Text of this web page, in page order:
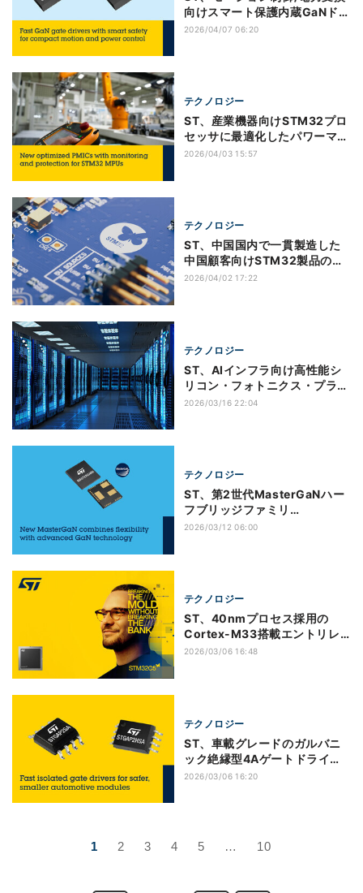
向けスマート保護内蔵GaNドラ
イバを発表
2026/04/07 06:20
テクノロジー
ST、産業機器向けSTM32プロ
セッサに最適化したパワーマネ
ージメントICを発表
2026/04/03 15:57
テクノロジー
ST、中国国内で一貫製造した
中国顧客向けSTM32製品の出
荷を開始
2026/04/02 17:22
テクノロジー
ST、AIインフラ向け高性能シ
リコン・フォトニクス・プラッ
トフォームの量産を開始
2026/03/16 22:04
テクノロジー
ST、第2世代MasterGaNハー
フブリッジファミリ
「MasterGaN6」を発表
2026/03/12 06:00
テクノロジー
ST、40nmプロセス採用の
Cortex-M33搭載エントリレ
ベルマイコン「STM32C5」を
2026/03/06 16:48
テクノロジー
ST、車載グレードのガルバニ
ック絶縁型4Aゲートドライバ2
製品を発表
2026/03/06 16:20
1 2 3 4 5 … 10